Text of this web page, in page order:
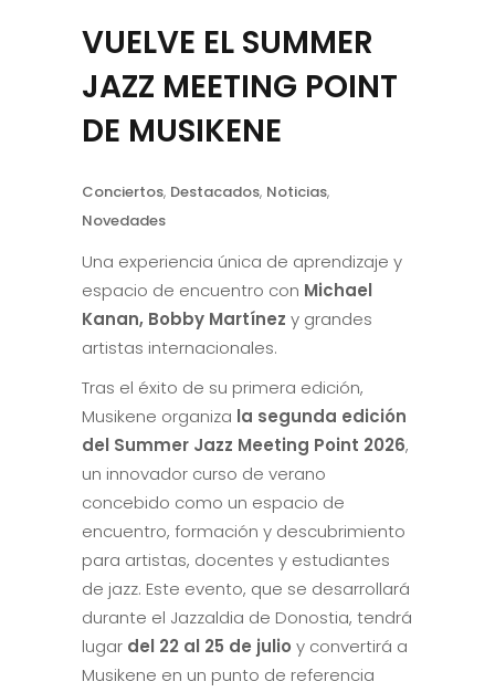
VUELVE EL SUMMER
JAZZ MEETING POINT
DE MUSIKENE
Conciertos, Destacados, Noticias,
Novedades
Una experiencia única de aprendizaje y
espacio de encuentro con Michael
Kanan, Bobby Martínez y grandes
artistas internacionales.
Tras el éxito de su primera edición,
Musikene organiza la segunda edición
del Summer Jazz Meeting Point 2026,
un innovador curso de verano
concebido como un espacio de
encuentro, formación y descubrimiento
para artistas, docentes y estudiantes
de jazz. Este evento, que se desarrollará
durante el Jazzaldia de Donostia, tendrá
lugar del 22 al 25 de julio y convertirá a
Musikene en un punto de referencia